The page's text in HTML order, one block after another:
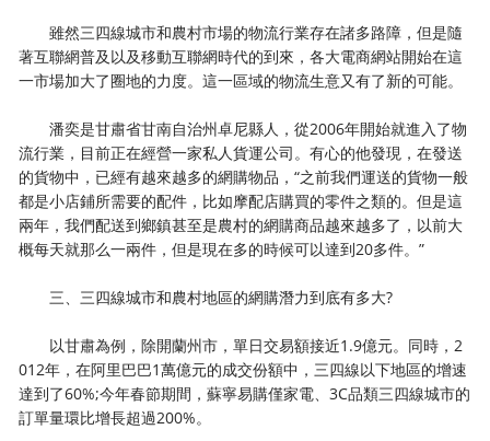
雖然三四線城市和農村市場的物流行業存在諸多路障，但是隨
著互聯網普及以及移動互聯網時代的到來，各大電商網站開始在這
一市場加大了圈地的力度。這一區域的物流生意又有了新的可能。
潘奕是甘肅省甘南自治州卓尼縣人，從2006年開始就進入了物
流行業，目前正在經營一家私人貨運公司。有心的他發現，在發送
的貨物中，已經有越來越多的網購物品，“之前我們運送的貨物一般
都是小店鋪所需要的配件，比如摩配店購買的零件之類的。但是這
兩年，我們配送到鄉鎮甚至是農村的網購商品越來越多了，以前大
概每天就那么一兩件，但是現在多的時候可以達到20多件。”
三、三四線城市和農村地區的網購潛力到底有多大?
以甘肅為例，除開蘭州市，單日交易額接近1.9億元。同時，2
012年，在阿里巴巴1萬億元的成交份額中，三四線以下地區的增速
達到了60%;今年春節期間，蘇寧易購僅家電、3C品類三四線城市的
訂單量環比增長超過200%。